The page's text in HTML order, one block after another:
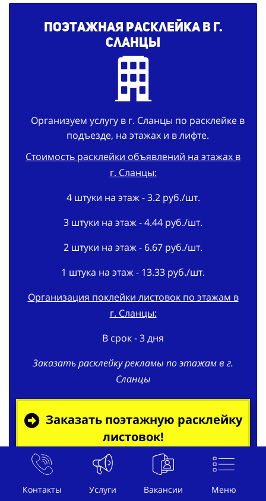
Контакты Услуги Вакансии Меню
Поэтажная расклейка в г.
Сланцы
Организуем услугу в г. Сланцы по расклейке в
подъезде, на этажах и в лифте.
Стоимость расклейки объявлений на этажах в
г. Сланцы:
4 штуки на этаж - 3.2 руб./шт.
3 штуки на этаж - 4.44 руб./шт.
2 штуки на этаж - 6.67 руб./шт.
1 штука на этаж - 13.33 руб./шт.
Организация поклейки листовок по этажам в
г. Сланцы:
В срок - 3 дня
Заказать расклейку рекламы по этажам в г.
Сланцы
Заказать поэтажную расклейку
листовок!